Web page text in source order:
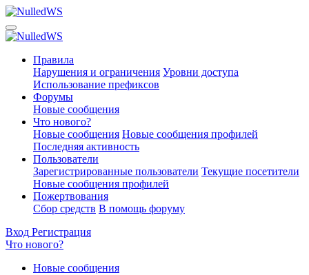
Правила
Нарушения и ограничения Уровни доступа
Использование префиксов
Форумы
Новые сообщения
Что нового?
Новые сообщения Новые сообщения профилей
Последняя активность
Пользователи
Зарегистрированные пользователи Текущие посетители
Новые сообщения профилей
Пожертвования
Сбор средств В помощь форуму
Вход Регистрация
Что нового?
Новые сообщения